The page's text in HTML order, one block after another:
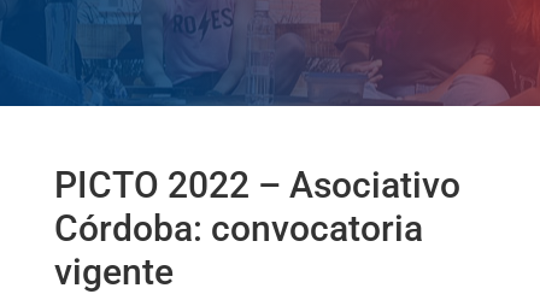
PICTO 2022 – Asociativo
Córdoba: convocatoria
vigente